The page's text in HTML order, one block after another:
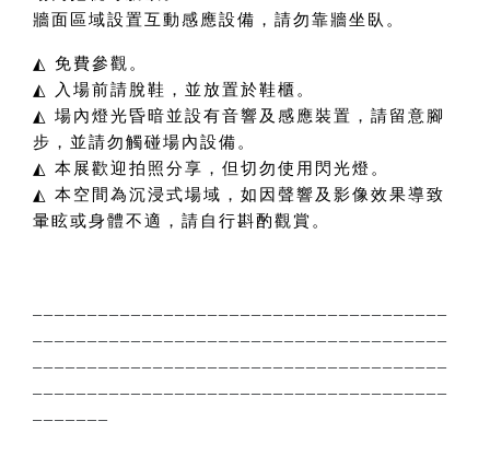
牆面區域設置互動感應設備，請勿靠牆坐臥。
◭ 免費參觀。
◭
入場前請脫鞋，並放置於鞋櫃。
◭ 場內燈光昏暗並設有音響及感應裝置，請留意腳
步，並請勿觸碰場內設備。
◭ 本展歡迎拍照分享，但切勿使用閃光燈。
◭ 本空間為沉浸式場域，如因聲響及影像效果導致
暈眩或身體不適，請自行斟酌觀賞。